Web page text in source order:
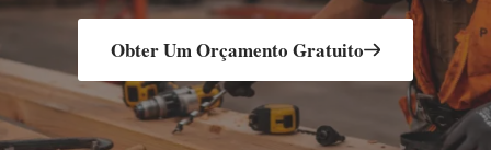
Obter Um Orçamento Gratuito